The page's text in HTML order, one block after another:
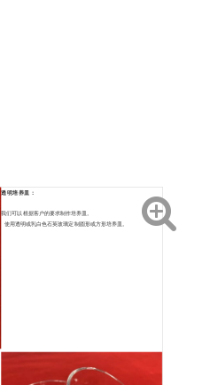
透明培养皿：
我们可以根据客户的要求制作培养皿。
使用透明或乳白色石英玻璃定制圆形或方形培养皿。